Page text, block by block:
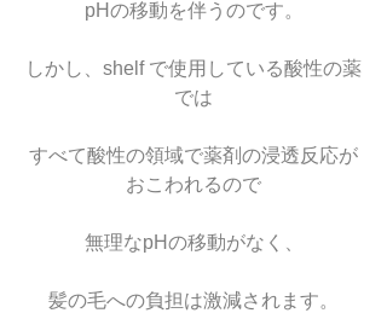
pHの移動を伴うのです。
しかし、shelf で使用している酸性の薬
では
すべて酸性の領域で薬剤の浸透反応が
おこわれるので
無理なpHの移動がなく、
髪の毛への負担は激減されます。